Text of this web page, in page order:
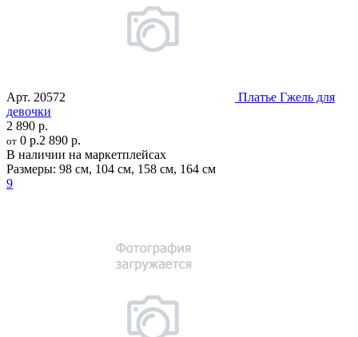
Арт. 20572
Платье Гжель для
девочки
2 890 р.
от 0 р.2 890 р.
В наличии на маркетплейсах
Размеры: 98 см, 104 см, 158 см, 164 см
9